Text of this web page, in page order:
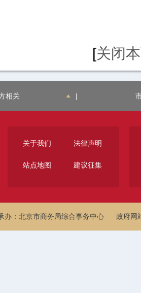
[关闭
相关 |
关于我们 法律声明
站点地图 建议征集
办：北京市商务局综合事务中心 政府网